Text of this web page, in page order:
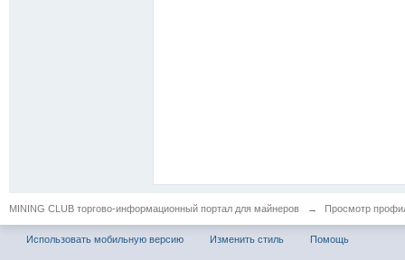
MINING CLUB торгово-информационный портал для майнеров → Просмотр
Использовать мобильную версию Изменить стиль Помощь